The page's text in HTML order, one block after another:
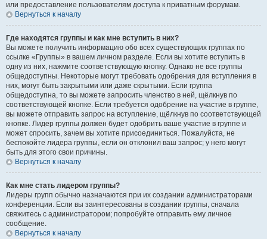
или предоставление пользователям доступа к приватным форумам.
Вернуться к началу
Где находятся группы и как мне вступить в них?
Вы можете получить информацию обо всех существующих группах по
ссылке «Группы» в вашем личном разделе. Если вы хотите вступить в
одну из них, нажмите соответствующую кнопку. Однако не все группы
общедоступны. Некоторые могут требовать одобрения для вступления в
них, могут быть закрытыми или даже скрытыми. Если группа
общедоступна, то вы можете запросить членство в ней, щёлкнув по
соответствующей кнопке. Если требуется одобрение на участие в группе,
вы можете отправить запрос на вступление, щёлкнув по соответствующей
кнопке. Лидер группы должен будет одобрить ваше участие в группе и
может спросить, зачем вы хотите присоединиться. Пожалуйста, не
беспокойте лидера группы, если он отклонил ваш запрос; у него могут
быть для этого свои причины.
Вернуться к началу
Как мне стать лидером группы?
Лидеры групп обычно назначаются при их создании администраторами
конференции. Если вы заинтересованы в создании группы, сначала
свяжитесь с администратором; попробуйте отправить ему личное
сообщение.
Вернуться к началу